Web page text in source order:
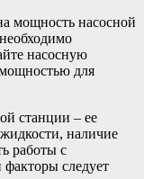
мощность насосной
насосную
для
станции – ее
наличие
работы с
следует